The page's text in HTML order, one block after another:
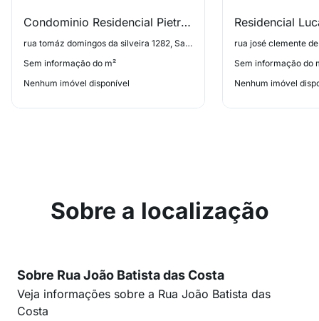
Condominio Residencial Pietra Bianca
rua tomáz domingos da silveira 1282, Sao Sebastiao
Sem informação do m²
Nenhum imóvel disponível
Residencial
Sem informação do
Nenhum imóvel
Sobre a localização
Sobre Rua João Batista das Costa
Veja informações sobre a Rua João Batista das
Costa